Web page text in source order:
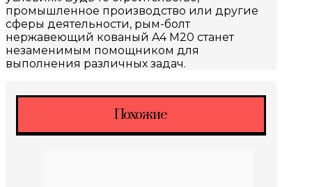
промышленное производство или другие
сферы деятельности, рым-болт
нержавеющий кованый A4 M20 станет
незаменимым помощником для
выполнения различных задач.
Похожие